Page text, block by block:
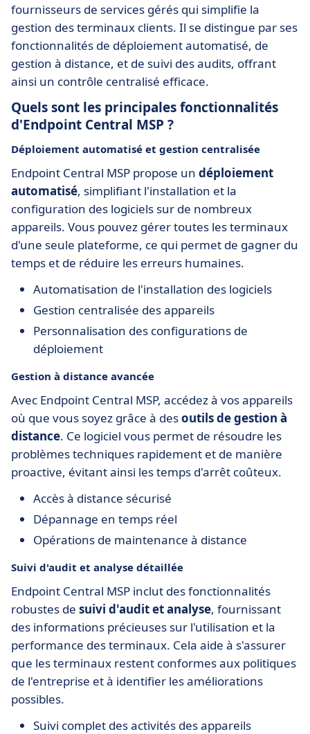
fournisseurs de services gérés qui simplifie la
gestion des terminaux clients. Il se distingue par ses
fonctionnalités de déploiement automatisé, de
gestion à distance, et de suivi des audits, offrant
ainsi un contrôle centralisé efficace.
Quels sont les principales fonctionnalités
d'Endpoint Central MSP ?
Déploiement automatisé et gestion centralisée
Endpoint Central MSP propose un déploiement
automatisé, simplifiant l'installation et la
configuration des logiciels sur de nombreux
appareils. Vous pouvez gérer toutes les terminaux
d'une seule plateforme, ce qui permet de gagner du
temps et de réduire les erreurs humaines.
Automatisation de l'installation des logiciels
Gestion centralisée des appareils
Personnalisation des configurations de
déploiement
Gestion à distance avancée
Avec Endpoint Central MSP, accédez à vos appareils
où que vous soyez grâce à desoutils de gestion à
distance. Ce logiciel vous permet de résoudre les
problèmes techniques rapidement et de manière
proactive, évitant ainsi les temps d'arrêt coûteux.
Accès à distance sécurisé
Dépannage en temps réel
Opérations de maintenance à distance
Suivi d'audit et analyse détaillée
Endpoint Central MSP inclut des fonctionnalités
robustes de suivi d'audit et analyse, fournissant
des informations précieuses sur l'utilisation et la
performance des terminaux. Cela aide à s'assurer
que les terminaux restent conformes aux politiques
de l'entreprise et à identifier les améliorations
possibles.
Suivi complet des activités des appareils